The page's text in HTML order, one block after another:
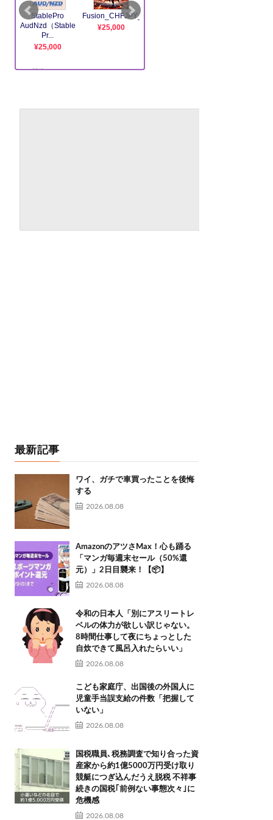
最新記事
ワイ、ガチで車買ったことを後悔
する
2026.08.08
AmazonのアツさMax！心も踊る
「マンガ毎週末セール（50%還
元）」2日目襲来！【📦】
2026.08.08
令和の日本人「別にアスリートレ
ベルの体力が欲しい訳じゃない。
8時間仕事して夜にちょっとした
自炊できて風呂入れたらいい」
2026.08.08
こども家庭庁、出国後の外国人に
児童手当誤支給の件数「把握して
いない」
2026.08.08
国税職員､税務調査で知り合った資
産家から約1億5000万円受け取り
競艇につぎ込んだうえ脱税 不祥事
続きの国税｢前例ない事態次々｣に
危機感
2026.08.08